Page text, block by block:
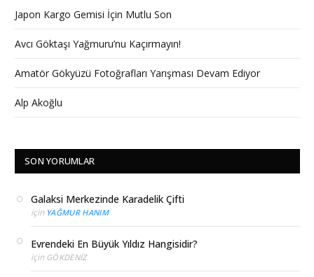
Japon Kargo Gemisi İçin Mutlu Son
Avcı Göktaşı Yağmuru’nu Kaçırmayın!
Amatör Gökyüzü Fotoğrafları Yarışması Devam Ediyor
Alp Akoğlu
SON YORUMLAR
Galaksi Merkezinde Karadelik Çifti
için YAĞMUR HANIM
Evrendeki En Büyük Yıldız Hangisidir?
için GÖKDENIZ